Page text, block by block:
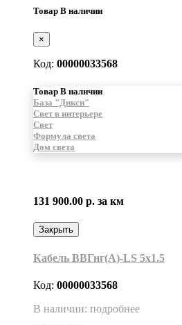
Товар В наличии
×
Код: 00000033568
Товар В наличии
База "Дикси"
Свет в интерьере
Свет
Формула света
Дом света
131 900.00 р. за км
Закрыть
Кабель ВВГнг(А)-LS 5х1.5
Код: 00000033568
В наличии: подробнее